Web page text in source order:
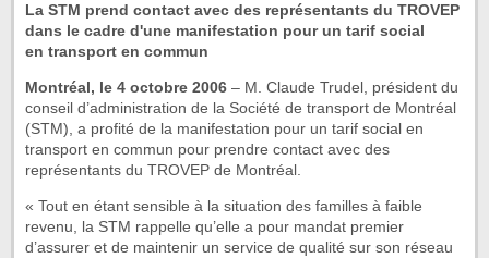
La STM prend contact avec des représentants du TROVEP
dans le cadre d'une manifestation pour un tarif social
en transport en commun
Montréal, le 4 octobre 2006 – M. Claude Trudel, président du
conseil d’administration de la Société de transport de Montréal
(STM), a profité de la manifestation pour un tarif social en
transport en commun pour prendre contact avec des
représentants du TROVEP de Montréal.
« Tout en étant sensible à la situation des familles à faible
revenu, la STM rappelle qu’elle a pour mandat premier
d’assurer et de maintenir un service de qualité sur son réseau